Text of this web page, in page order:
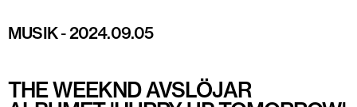
MUSIK-2024.09.05
THE WEEKND AVSLÖJAR